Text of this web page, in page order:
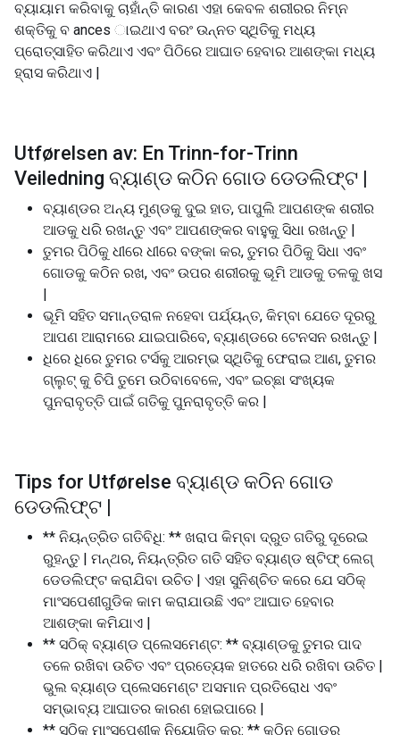
ବ୍ୟାୟାମ କରିବାକୁ ଚାହାଁନ୍ତି କାରଣ ଏହା କେବଳ ଶରୀରର ନିମ୍ନ
ଶକ୍ତିକୁ ବ ances ାଇଥାଏ ବରଂ ଉନ୍ନତ ସ୍ଥିତିକୁ ମଧ୍ୟ
ପ୍ରୋତ୍ସାହିତ କରିଥାଏ ଏବଂ ପିଠିରେ ଆଘାତ ହେବାର ଆଶଙ୍କା ମଧ୍ୟ
ହ୍ରାସ କରିଥାଏ |
Utførelsen av: En Trinn-for-Trinn
Veiledning ବ୍ୟାଣ୍ଡ କଠିନ ଗୋଡ ଡେଡଲିଫ୍ଟ |
ବ୍ୟାଣ୍ଡର ଅନ୍ୟ ମୁଣ୍ଡକୁ ଦୁଇ ହାତ, ପାପୁଲି ଆପଣଙ୍କ ଶରୀର
ଆଡକୁ ଧରି ରଖନ୍ତୁ ଏବଂ ଆପଣଙ୍କର ବାହୁକୁ ସିଧା ରଖନ୍ତୁ |
ତୁମର ପିଠିକୁ ଧୀରେ ଧୀରେ ବଙ୍କା କର, ତୁମର ପିଠିକୁ ସିଧା ଏବଂ
ଗୋଡକୁ କଠିନ ରଖ, ଏବଂ ଉପର ଶରୀରକୁ ଭୂମି ଆଡକୁ ତଳକୁ ଖସ
|
ଭୂମି ସହିତ ସମାନ୍ତରାଳ ନହେବା ପର୍ଯ୍ୟନ୍ତ, କିମ୍ବା ଯେତେ ଦୂରରୁ
ଆପଣ ଆରାମରେ ଯାଇପାରିବେ, ବ୍ୟାଣ୍ଡରେ ଟେନସନ ରଖନ୍ତୁ |
ଧିରେ ଧିରେ ତୁମର ଟର୍ସକୁ ଆରମ୍ଭ ସ୍ଥିତିକୁ ଫେରାଇ ଆଣ, ତୁମର
ଗ୍ଲୁଟ୍ କୁ ଚିପି ତୁମେ ଉଠିବାବେଳେ, ଏବଂ ଇଚ୍ଛା ସଂଖ୍ୟକ
ପୁନରାବୃତ୍ତି ପାଇଁ ଗତିକୁ ପୁନରାବୃତ୍ତି କର |
Tips for Utførelse ବ୍ୟାଣ୍ଡ କଠିନ ଗୋଡ
ଡେଡଲିଫ୍ଟ |
** ନିୟନ୍ତ୍ରିତ ଗତିବିଧି: ** ଖରାପ କିମ୍ବା ଦ୍ରୁତ ଗତିରୁ ଦୂରେଇ
ରୁହନ୍ତୁ | ମନ୍ଥର, ନିୟନ୍ତ୍ରିତ ଗତି ସହିତ ବ୍ୟାଣ୍ଡ ଷ୍ଟିଫ୍ ଲେଗ୍
ଡେଡଲିଫ୍ଟ କରାଯିବା ଉଚିତ | ଏହା ସୁନିଶ୍ଚିତ କରେ ଯେ ସଠିକ୍
ମାଂସପେଶୀଗୁଡିକ କାମ କରାଯାଉଛି ଏବଂ ଆଘାତ ହେବାର
ଆଶଙ୍କା କମିଯାଏ |
** ସଠିକ୍ ବ୍ୟାଣ୍ଡ ପ୍ଲେସମେଣ୍ଟ: ** ବ୍ୟାଣ୍ଡକୁ ତୁମର ପାଦ
ତଳେ ରଖିବା ଉଚିତ ଏବଂ ପ୍ରତ୍ୟେକ ହାତରେ ଧରି ରଖିବା ଉଚିତ |
ଭୁଲ ବ୍ୟାଣ୍ଡ ପ୍ଲେସମେଣ୍ଟ ଅସମାନ ପ୍ରତିରୋଧ ଏବଂ
ସମ୍ଭାବ୍ୟ ଆଘାତର କାରଣ ହୋଇପାରେ |
** ସଠିକ୍ ମାଂସପେଶୀକୁ ନିୟୋଜିତ କର: ** କଠିନ ଗୋଡର